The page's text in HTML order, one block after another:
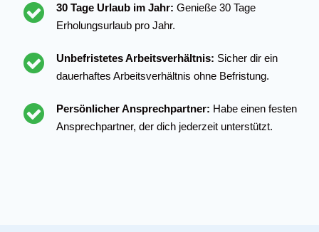
30 Tage Urlaub im Jahr: Genieße 30 Tage
Erholungsurlaub pro Jahr.
Unbefristetes Arbeitsverhältnis: Sicher dir ein
dauerhaftes Arbeitsverhältnis ohne Befristung.
Persönlicher Ansprechpartner: Habe einen festen
Ansprechpartner, der dich jederzeit unterstützt.